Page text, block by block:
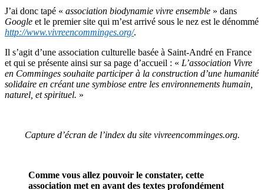
J’ai donc tapé « association biodynamie vivre ensemble » dans
Google et le premier site qui m’est arrivé sous le nez est le dénommé
http://www.vivreencomminges.org/.
Il s’agit d’une association culturelle basée à Saint-André en France
et qui se présente ainsi sur sa page d’accueil : « L’association Vivre
en Comminges souhaite participer à la construction d’une humanité
solidaire en créant une symbiose entre les environnements humain,
naturel, et spirituel. »
Capture d’écran de l’index du site vivreencomminges.org.
Comme vous allez pouvoir le constater, cette
association met en avant des textes profondément